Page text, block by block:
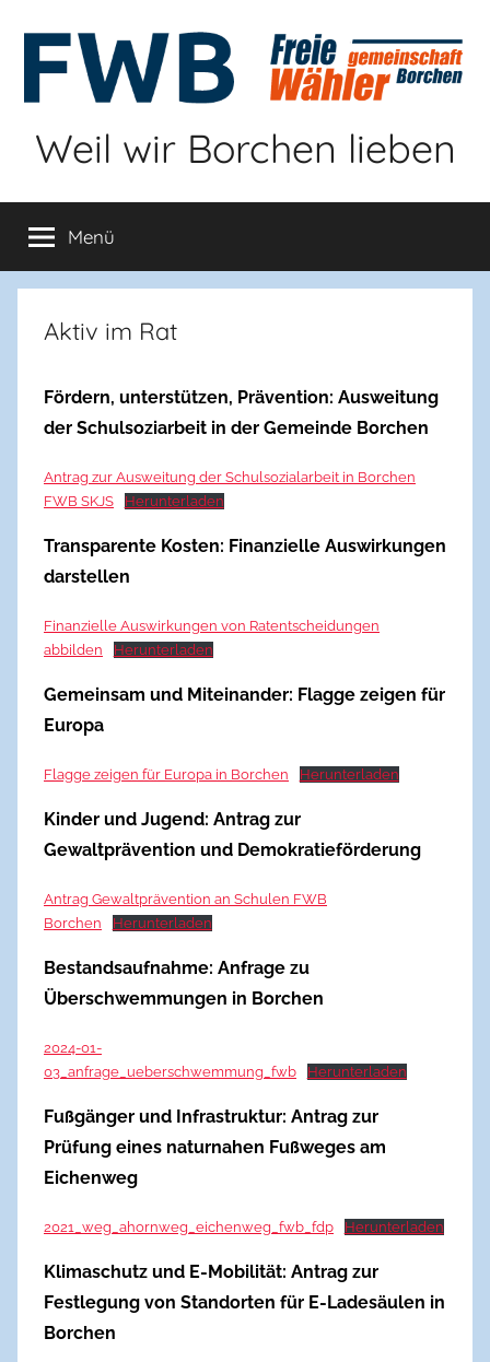
Inhalt
springen
Weil wir Borchen lieben
Menü
Aktiv im Rat
Fördern, unterstützen, Prävention: Ausweitung
der Schulsoziarbeit in der Gemeinde Borchen
Antrag zur Ausweitung der Schulsozialarbeit in Borchen
FWB SKJS
Herunterladen
Transparente Kosten: Finanzielle Auswirkungen
darstellen
Finanzielle Auswirkungen von Ratentscheidungen
abbilden
Herunterladen
Gemeinsam und Miteinander: Flagge zeigen für
Europa
Flagge zeigen für Europa in Borchen Herunterladen
Kinder und Jugend: Antrag zur
Gewaltprävention und Demokratieförderung
Antrag Gewaltprävention an Schulen FWB
Borchen
Herunterladen
Bestandsaufnahme: Anfrage zu
Überschwemmungen in Borchen
2024-01-
03_anfrage_ueberschwemmung_fwb
Herunterladen
Fußgänger und Infrastruktur: Antrag zur
Prüfung eines naturnahen Fußweges am
Eichenweg
2021_weg_ahornweg_eichenweg_fwb_fdp Herunterladen
Klimaschutz und E-Mobilität: Antrag zur
Festlegung von Standorten für E-Ladesäulen in
Borchen